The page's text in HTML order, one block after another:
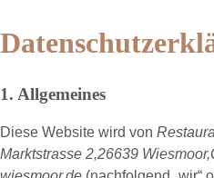
1. Allgemeines
Diese Website wird von
Marktstrasse 2,26639